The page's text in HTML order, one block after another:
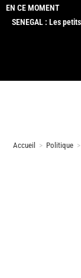
EN CE MOMENT
SENEGAL : Les
Accueil > Politique >